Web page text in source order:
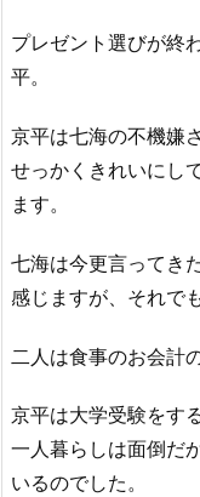
プレゼント選びが終
平。
京平は七海の不機嫌
せっかくきれいにし
ます。
七海は今更言ってき
感じますが、それで
二人は食事のお会計
京平は大学受験をす
一人暮らしは面倒だ
いるのでした。